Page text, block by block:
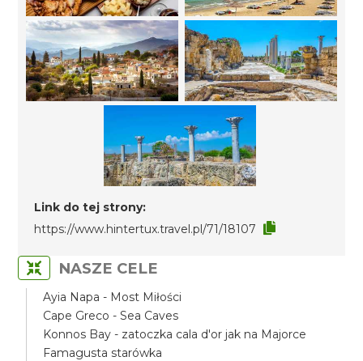
Link do tej strony:
https://www.hintertux.travel.pl/71/18107
NASZE CELE
Ayia Napa - Most Miłości
Cape Greco - Sea Caves
Konnos Bay - zatoczka cala d'or jak na Majorce
Famagusta starówka